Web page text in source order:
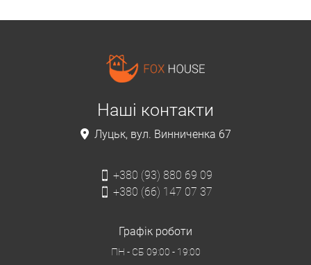
Наші контакти
Луцьк, вул. Винниченка 67
+380 (93) 880 69 09
+380 (66) 147 07 37
Графік роботи
ПН - СБ 09:00 - 19:00